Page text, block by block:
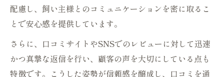
配慮し、飼い主様とのコミュニケーションを密に取るこ
とで安心感を提供しています。
さらに、口コミサイトやSNSでのレビューに対して迅速
かつ真摯な返信を行い、顧客の声を大切にしている点も
特徴です。こうした姿勢が信頼感を醸成し、口コミを通